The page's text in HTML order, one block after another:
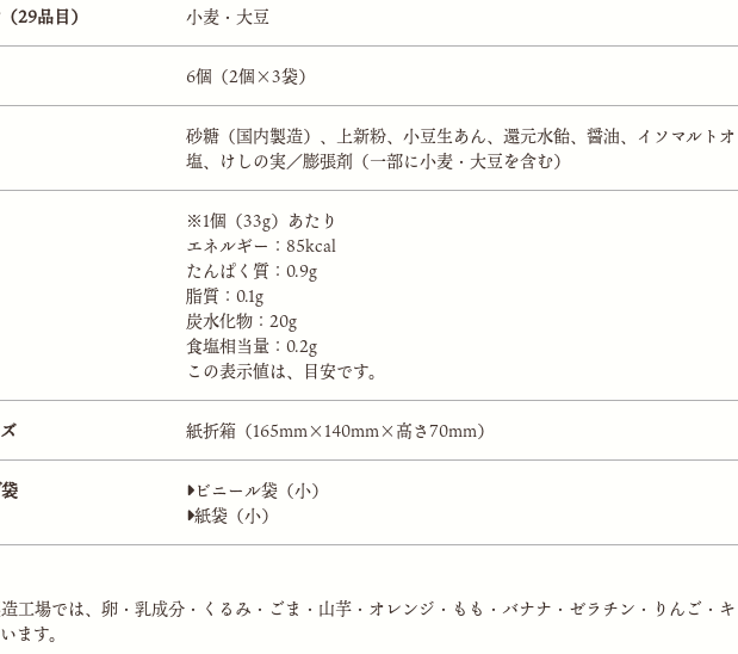
29品目） 小麦・大豆
6個（2個×3袋）
砂糖（国内製造）、上新粉、小豆生あん、還元水飴、醤油、イソマルト
塩、けしの実／膨張剤（一部に小麦・大豆を含む）
※1個（33g）あたり
エネルギー：85kcal
たんぱく質：0.9g
脂質：0.1g
炭水化物：20g
食塩相当量：0.2g
この表示値は、目安です。
紙折箱（165mm×140mm×高さ70mm）
ビニール袋（小）
紙袋（小）
工場では、卵・乳成分・くるみ・ごま・山芋・オレンジ・もも・バナナ・ゼラチン・りんご・
ます。